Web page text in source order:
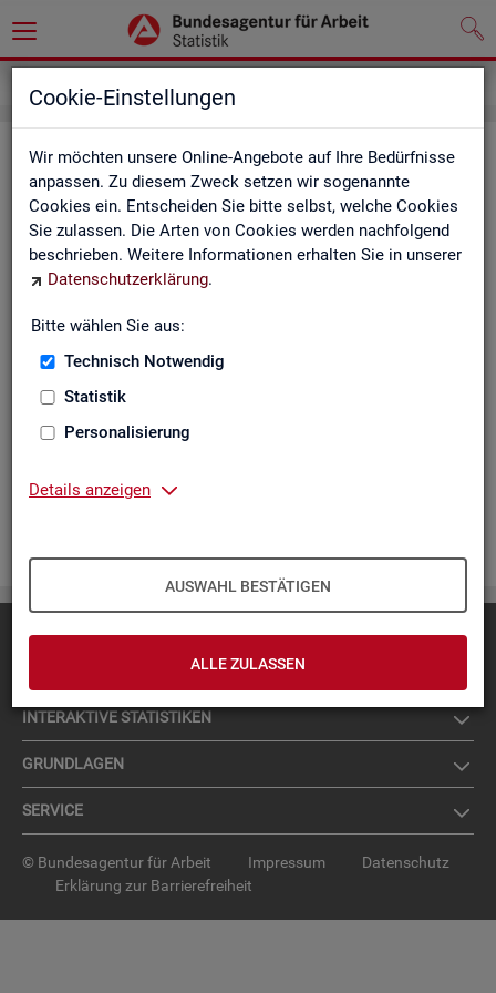
Cookie-Einstellungen
Wir möchten unsere Online-Angebote auf Ihre Bedürfnisse
anpassen. Zu diesem Zweck setzen wir sogenannte
Cookies ein. Entscheiden Sie bitte selbst, welche Cookies
Sie zulassen. Die Arten von Cookies werden nachfolgend
beschrieben. Weitere Informationen erhalten Sie in unserer
Datenschutzerklärung.
Bitte wählen Sie aus:
Technisch Notwendig
Statistik
Personalisierung
Details anzeigen
AUSWAHL BESTÄTIGEN
ALLE ZULASSEN
News­let­ter Sta­tis­tik und Ar­beits­
markt­be­richt­erstat­tung der BA
Mit dem mo­nat­li­chen News­let­ter in­for­mie­ren wir Sie über
ver­schie­de­ne The­men und ak­tu­el­le Ent­wick­lun­gen.
ak­tu­el­le Be­rich­te, wie z. B. den Mo­nats­be­richt und den BA-
neue Ver­öf­fent­li­chun­gen,
Son­der­be­rich­te,
an­de­re Neu­ig­kei­ten aus der Sta­tis­tik.
Die­ser Ser­vice ist selbst­ver­ständ­lich kos­ten­los.
IN­TER­AK­TI­VE STA­TIS­TI­KEN
GRUND­LA­GEN
SER­VICE
© Bundesagentur für Arbeit Impressum
Datenschutz
Erklärung zur Barrierefreiheit